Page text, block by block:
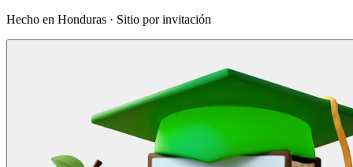
Hecho en Honduras · Sitio por invitación